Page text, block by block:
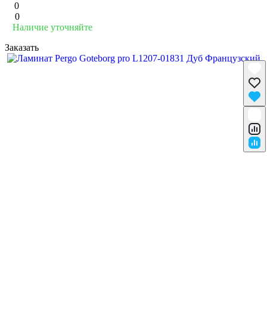
0
0
Наличие уточняйте
Заказать